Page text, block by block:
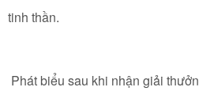
tinh thần.
Phát biểu sau khi nhận giải